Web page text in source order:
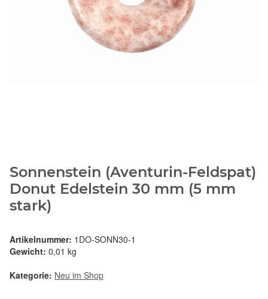
Sonnenstein (Aventurin-Feldspat)
Donut Edelstein 30 mm (5 mm
stark)
Artikelnummer: 1DO-SONN30-1
Gewicht: 0,01 kg
Kategorie: Neu im Shop